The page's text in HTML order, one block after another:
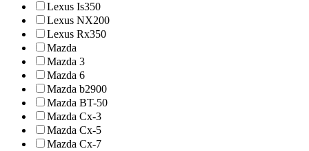
Lexus Is350
Lexus NX200
Lexus Rx350
Mazda
Mazda 3
Mazda 6
Mazda b2900
Mazda BT-50
Mazda Cx-3
Mazda Cx-5
Mazda Cx-7